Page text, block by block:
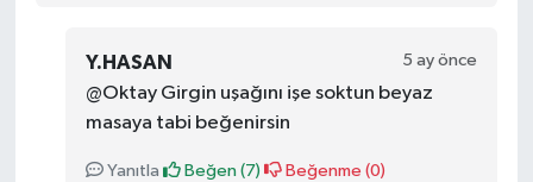
Y.HASAN 5 ay önce
@Oktay Girgin uşağını işe soktun beyaz
masaya tabi beğenirsin
Yanıtla Beğen (7) Beğenme (0)